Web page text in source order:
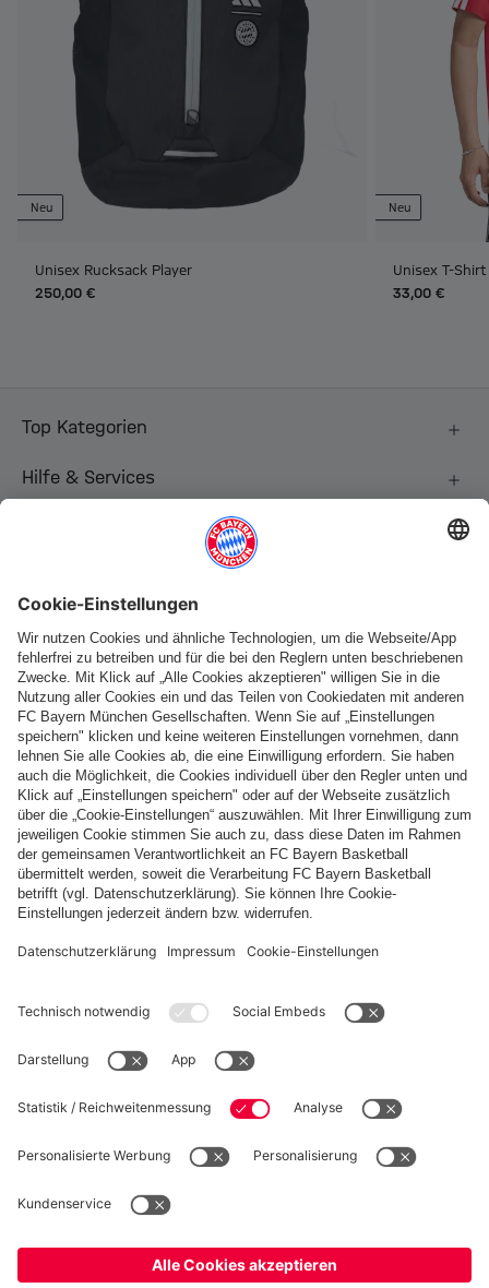
Neu
Unisex Rucksack Player
250,00 €
Neu
Unisex T-Shirt
33,00 €
Top Kategorien
Hilfe & Services
Folge uns
Zahlung & Lieferung
FC Bayern Store App
WIDERRUF
Datenschutz
Cookie Details
Preise inklusive MwSt. und zzgl. Versandkosten
© FC Bayern München AG
Ja,Deutschland, um dorthin zu liefern!